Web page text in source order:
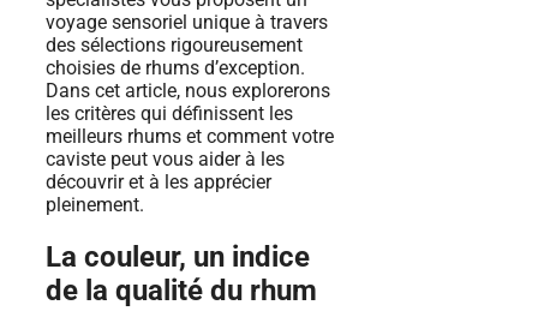
voyage sensoriel unique à travers
des sélections rigoureusement
choisies de rhums d’exception.
Dans cet article, nous explorerons
les critères qui définissent les
meilleurs rhums et comment votre
caviste peut vous aider à les
découvrir et à les apprécier
pleinement.
La couleur, un indice
de la qualité du rhum